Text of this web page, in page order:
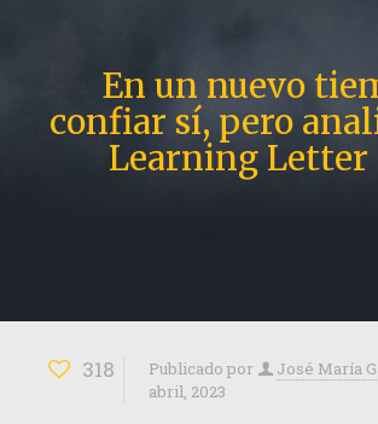
En un nuevo
confiar sí, pero
Learning Letter
318 Publicado por José María
abril, 2023